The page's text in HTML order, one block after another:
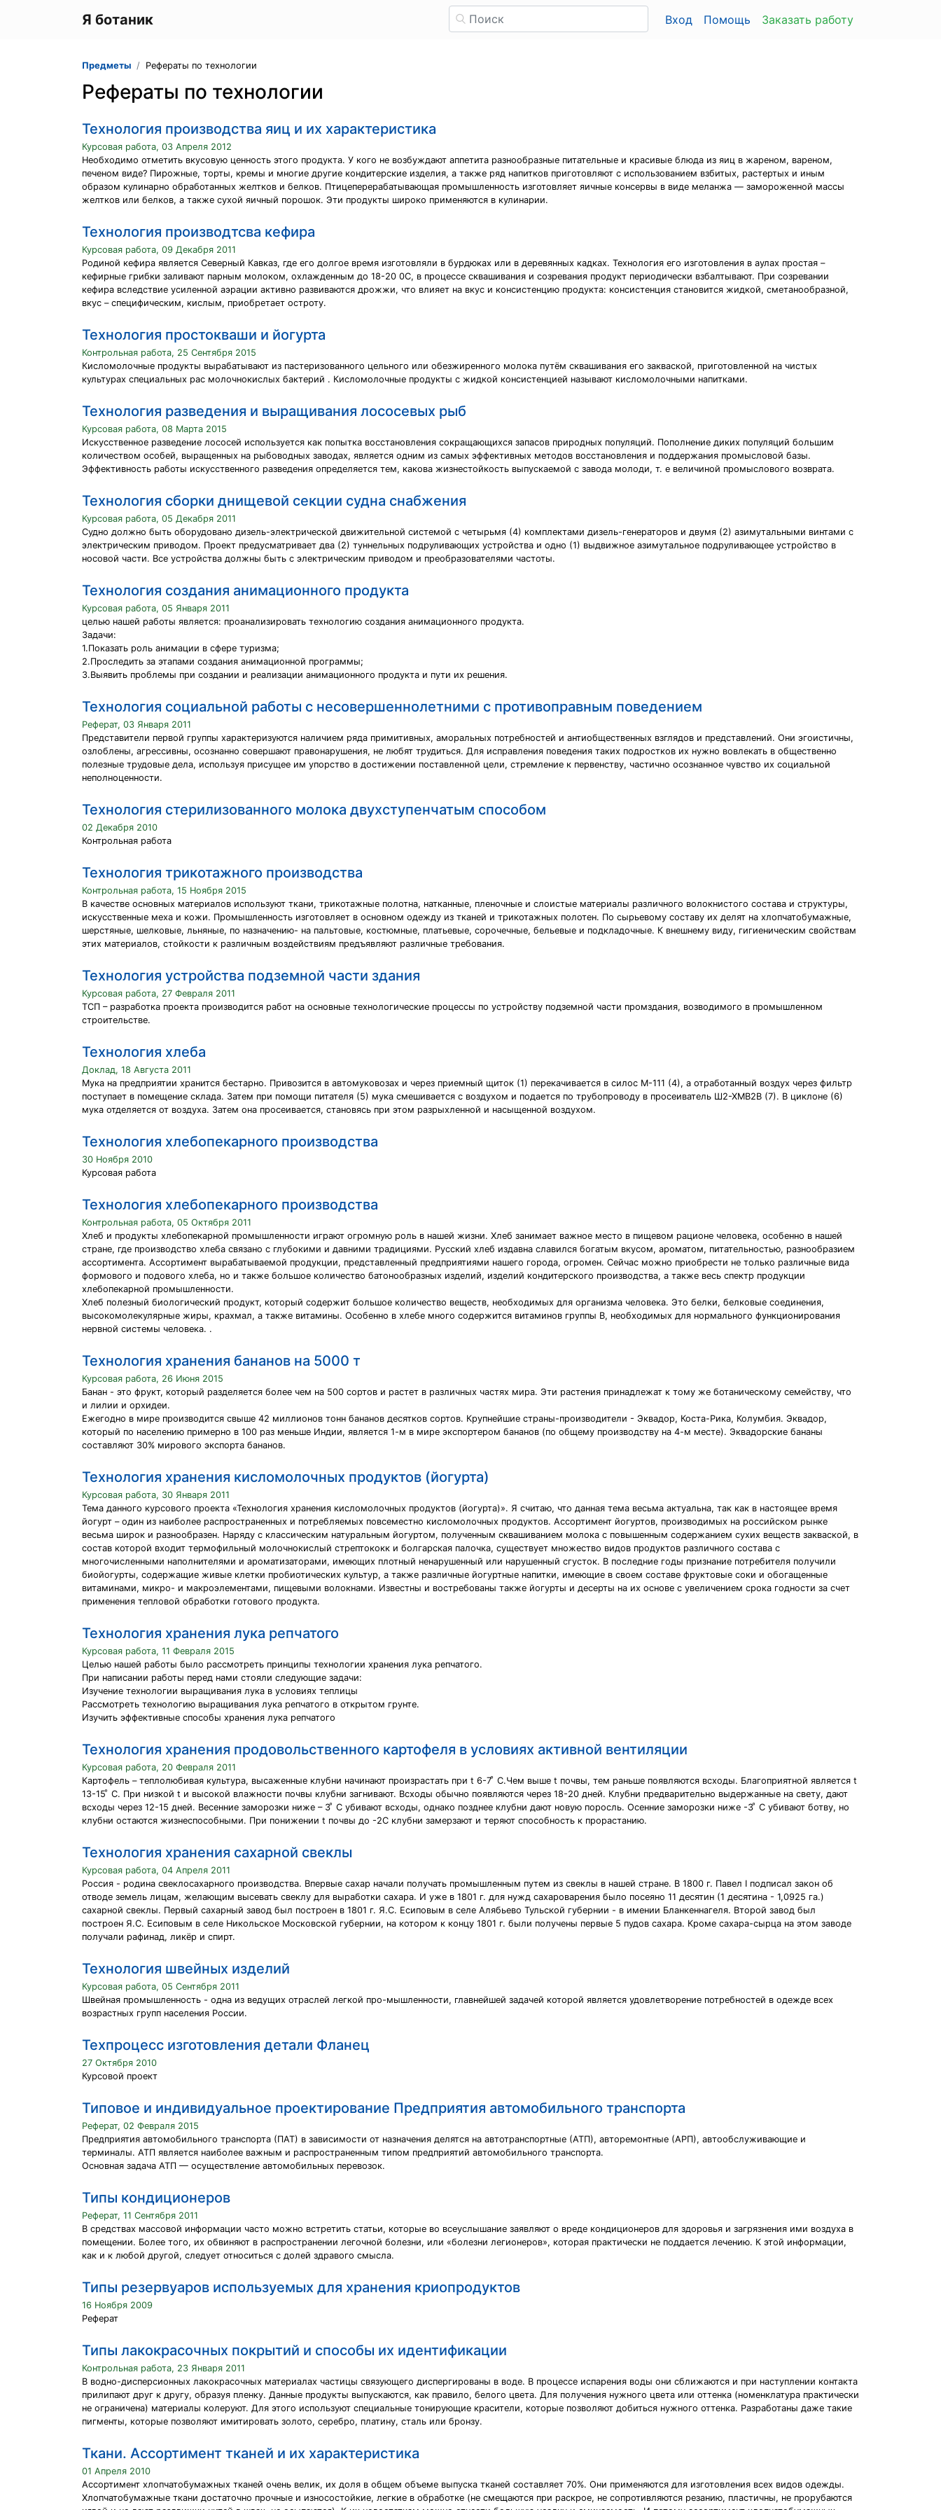
Я ботаник Вход Помощь Заказать работу
Предметы Рефераты по технологии
Рефераты по технологии
Технология производства яиц и их характеристика
Курсовая работа, 03 Апреля 2012
Необходимо отметить вкусовую ценность этого продукта. У кого не возбуждают аппетита разнообразные питательные и красивые блюда из яиц в жареном, вареном,
печеном виде? Пирожные, торты, кремы и многие другие кондитерские изделия, а также ряд напитков приготовляют с использованием взбитых, растертых и иным
образом кулинарно обработанных желтков и белков. Птицеперерабатывающая промышленность изготовляет яичные консервы в виде меланжа — замороженной массы
желтков или белков, а также сухой яичный порошок. Эти продукты широко применяются в кулинарии.
Технология производтсва кефира
Курсовая работа, 09 Декабря 2011
Родиной кефира является Северный Кавказ, где его долгое время изготовляли в бурдюках или в деревянных кадках. Технология его изготовления в аулах простая –
кефирные грибки заливают парным молоком, охлажденным до 18-20 0С, в процессе сквашивания и созревания продукт периодически взбалтывают. При созревании
кефира вследствие усиленной аэрации активно развиваются дрожжи, что влияет на вкус и консистенцию продукта: консистенция становится жидкой, сметанообразной,
вкус – специфическим, кислым, приобретает остроту.
Технология простокваши и йогурта
Контрольная работа, 25 Сентября 2015
Кисломолочные продукты вырабатывают из пастеризованного цельного или обезжиренного молока путём сквашивания его закваской, приготовленной на чистых
культурах специальных рас молочнокислых бактерий . Кисломолочные продукты с жидкой консистенцией называют кисломолочными напитками.
Технология разведения и выращивания лососевых рыб
Курсовая работа, 08 Марта 2015
Искусственное разведение лососей используется как попытка восстановления сокращающихся запасов природных популяций. Пополнение диких популяций большим
количеством особей, выращенных на рыбоводных заводах, является одним из самых эффективных методов восстановления и поддержания промысловой базы.
Эффективность работы искусственного разведения определяется тем, какова жизнестойкость выпускаемой с завода молоди, т. е величиной промыслового возврата.
Технология сборки днищевой секции судна снабжения
Курсовая работа, 05 Декабря 2011
Судно должно быть оборудовано дизель-электрической движительной системой с четырьмя (4) комплектами дизель-генераторов и двумя (2) азимутальными винтами с
электрическим приводом. Проект предусматривает два (2) туннельных подруливающих устройства и одно (1) выдвижное азимутальное подруливающее устройство в
носовой части. Все устройства должны быть с электрическим приводом и преобразователями частоты.
Технология создания анимационного продукта
Курсовая работа, 05 Января 2011
целью нашей работы является: проанализировать технологию создания анимационного продукта.
Задачи:
1.Показать роль анимации в сфере туризма;
2.Проследить за этапами создания анимационной программы;
3.Выявить проблемы при создании и реализации анимационного продукта и пути их решения.
Технология социальной работы с несовершеннолетними с противоправным поведением
Реферат, 03 Января 2011
Представители первой группы характеризуются наличием ряда примитивных, аморальных потребностей и антиобщественных взглядов и представлений. Они эгоистичны,
озлоблены, агрессивны, осознанно совершают правонарушения, не любят трудиться. Для исправления поведения таких подростков их нужно вовлекать в общественно
полезные трудовые дела, используя присущее им упорство в достижении поставленной цели, стремление к первенству, частично осознанное чувство их социальной
неполноценности.
Технология стерилизованного молока двухступенчатым способом
02 Декабря 2010
Контрольная работа
Технология трикотажного производства
Контрольная работа, 15 Ноября 2015
В качестве основных материалов используют ткани, трикотажные полотна, натканные, пленочные и слоистые материалы различного волокнистого состава и структуры,
искусственные меха и кожи. Промышленность изготовляет в основном одежду из тканей и трикотажных полотен. По сырьевому составу их делят на хлопчатобумажные,
шерстяные, шелковые, льняные, по назначению- на пальтовые, костюмные, платьевые, сорочечные, бельевые и подкладочные. К внешнему виду, гигиеническим свойствам
этих материалов, стойкости к различным воздействиям предъявляют различные требования.
Технология устройства подземной части здания
Курсовая работа, 27 Февраля 2011
ТСП – разработка проекта производится работ на основные технологические процессы по устройству подземной части промздания, возводимого в промышленном
строительстве.
Технология хлеба
Доклад, 18 Августа 2011
Мука на предприятии хранится бестарно. Привозится в автомуковозах и через приемный щиток (1) перекачивается в силос М-111 (4), а отработанный воздух через фильтр
поступает в помещение склада. Затем при помощи питателя (5) мука смешивается с воздухом и подается по трубопроводу в просеиватель Ш2-ХМВ2В (7). В циклоне (6)
мука отделяется от воздуха. Затем она просеивается, становясь при этом разрыхленной и насыщенной воздухом.
Технология хлебопекарного производства
30 Ноября 2010
Курсовая работа
Технология хлебопекарного производства
Контрольная работа, 05 Октября 2011
Хлеб и продукты хлебопекарной промышленности играют огромную роль в нашей жизни. Хлеб занимает важное место в пищевом рационе человека, особенно в нашей
стране, где производство хлеба связано с глубокими и давними традициями. Русский хлеб издавна славился богатым вкусом, ароматом, питательностью, разнообразием
ассортимента. Ассортимент вырабатываемой продукции, представленный предприятиями нашего города, огромен. Сейчас можно приобрести не только различные вида
формового и подового хлеба, но и также большое количество батонообразных изделий, изделий кондитерского производства, а также весь спектр продукции
хлебопекарной промышленности.
Хлеб полезный биологический продукт, который содержит большое количество веществ, необходимых для организма человека. Это белки, белковые соединения,
высокомолекулярные жиры, крахмал, а также витамины. Особенно в хлебе много содержится витаминов группы В, необходимых для нормального функционирования
нервной системы человека. .
Технология хранения бананов на 5000 т
Курсовая работа, 26 Июня 2015
Банан - это фрукт, который разделяется более чем на 500 сортов и растет в различных частях мира. Эти растения принадлежат к тому же ботаническому семейству, что
и лилии и орхидеи.
Ежегодно в мире производится свыше 42 миллионов тонн бананов десятков сортов. Крупнейшие страны-производители - Эквадор, Коста-Рика, Колумбия. Эквадор,
который по населению примерно в 100 раз меньше Индии, является 1-м в мире экспортером бананов (по общему производству на 4-м месте). Эквадорские бананы
составляют 30% мирового экспорта бананов.
Технология хранения кисломолочных продуктов (йогурта)
Курсовая работа, 30 Января 2011
Тема данного курсового проекта «Технология хранения кисломолочных продуктов (йогурта)». Я считаю, что данная тема весьма актуальна, так как в настоящее время
йогурт – один из наиболее распространенных и потребляемых повсеместно кисломолочных продуктов. Ассортимент йогуртов, производимых на российском рынке
весьма широк и разнообразен. Наряду с классическим натуральным йогуртом, полученным сквашиванием молока с повышенным содержанием сухих веществ закваской, в
состав которой входит термофильный молочнокислый стрептококк и болгарская палочка, существует множество видов продуктов различного состава с
многочисленными наполнителями и ароматизаторами, имеющих плотный ненарушенный или нарушенный сгусток. В последние годы признание потребителя получили
биойогурты, содержащие живые клетки пробиотических культур, а также различные йогуртные напитки, имеющие в своем составе фруктовые соки и обогащенные
витаминами, микро- и макроэлементами, пищевыми волокнами. Известны и востребованы также йогурты и десерты на их основе с увеличением срока годности за счет
применения тепловой обработки готового продукта.
Технология хранения лука репчатого
Курсовая работа, 11 Февраля 2015
Целью нашей работы было рассмотреть принципы технологии хранения лука репчатого.
При написании работы перед нами стояли следующие задачи:
Изучение технологии выращивания лука в условиях теплицы
Рассмотреть технологию выращивания лука репчатого в открытом грунте.
Изучить эффективные способы хранения лука репчатого
Технология хранения продовольственного картофеля в условиях активной вентиляции
Курсовая работа, 20 Февраля 2011
Картофель – теплолюбивая культура, высаженные клубни начинают произрастать при t 6-7 ͦ С.Чем выше t почвы, тем раньше появляются всходы. Благоприятной является t
13-15 ͦ С. При низкой t и высокой влажности почвы клубни загнивают. Всходы обычно появляются через 18-20 дней. Клубни предварительно выдержанные на свету, дают
всходы через 12-15 дней. Весенние заморозки ниже – 3 ͦ С убивают всходы, однако позднее клубни дают новую поросль. Осенние заморозки ниже -3 ͦ С убивают ботву, но
клубни остаются жизнеспособными. При понижении t почвы до -2С клубни замерзают и теряют способность к прорастанию.
Технология хранения сахарной свеклы
Курсовая работа, 04 Апреля 2011
Россия - родина свеклосахарного производства. Впервые сахар начали получать промышленным путем из свеклы в нашей стране. В 1800 г. Павел I подписал закон об
отводе земель лицам, желающим высевать свеклу для выработки сахара. И уже в 1801 г. для нужд сахароварения было посеяно 11 десятин (1 десятина - 1,0925 га.)
сахарной свеклы. Первый сахарный завод был построен в 1801 г. Я.С. Есиповым в селе Алябьево Тульской губернии - в имении Бланкеннагеля. Второй завод был
построен Я.С. Есиповым в селе Никольское Московской губернии, на котором к концу 1801 г. были получены первые 5 пудов сахара. Кроме сахара-сырца на этом заводе
получали рафинад, ликёр и спирт.
Технология швейных изделий
Курсовая работа, 05 Сентября 2011
Швейная промышленность - одна из ведущих отраслей легкой про-мышленности, главнейшей задачей которой является удовлетворение потребностей в одежде всех
возрастных групп населения России.
Техпроцесс изготовления детали Фланец
27 Октября 2010
Курсовой проект
Типовое и индивидуальное проектирование Предприятия автомобильного транспорта
Реферат, 02 Февраля 2015
Предприятия автомобильного транспорта (ПАТ) в зависимости от назначения делятся на автотранспортные (АТП), авторемонтные (АРП), автообслуживающие и
терминалы. АТП является наиболее важным и распространенным типом предприятий автомобильного транспорта.
Основная задача АТП — осуществление автомобильных перевозок.
Типы кондиционеров
Реферат, 11 Сентября 2011
В средствах массовой информации часто можно встретить статьи, которые во всеуслышание заявляют о вреде кондиционеров для здоровья и загрязнения ими воздуха в
помещении. Более того, их обвиняют в распространении легочной болезни, или «болезни легионеров», которая практически не поддается лечению. К этой информации,
как и к любой другой, следует относиться с долей здравого смысла.
Типы резервуаров используемых для хранения криопродуктов
16 Ноября 2009
Реферат
Типы лакокрасочных покрытий и способы их идентификации
Контрольная работа, 23 Января 2011
В водно-дисперсионных лакокрасочных материалах частицы связующего диспергированы в воде. В процессе испарения воды они сближаются и при наступлении контакта
прилипают друг к другу, образуя пленку. Данные продукты выпускаются, как правило, белого цвета. Для получения нужного цвета или оттенка (номенклатура практически
не ограничена) материалы колеруют. Для этого используют специальные тонирующие красители, которые позволяют добиться нужного оттенка. Разработаны даже такие
пигменты, которые позволяют имитировать золото, серебро, платину, сталь или бронзу.
Ткани. Ассортимент тканей и их характеристика
01 Апреля 2010
Ассортимент хлопчатобумажных тканей очень велик, их доля в общем объеме выпуска тканей составляет 70%. Они применяются для изготовления всех видов одежды.
Хлопчатобумажные ткани достаточно прочные и износостойкие, легкие в обработке (не смещаются при раскрое, не сопротивляются резанию, пластичны, не прорубаются